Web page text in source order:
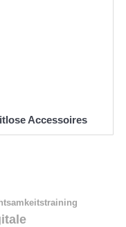
Accessoires